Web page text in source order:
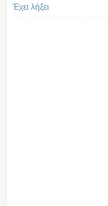
Έχει λήξει